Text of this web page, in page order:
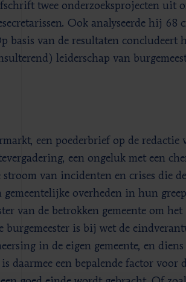
twee onderzoeksprojecten uit
Ook analyseerde hij 68
basis van de resultaten concludeert
leiderschap van
een poederbrief op de redactie
een ongeluk met een
van incidenten en crises die
gemeentelijke overheden in hun
van de betrokken gemeente om
burgemeester is bij wet de
in de eigen gemeente, en
daarmee een bepalende factor voor